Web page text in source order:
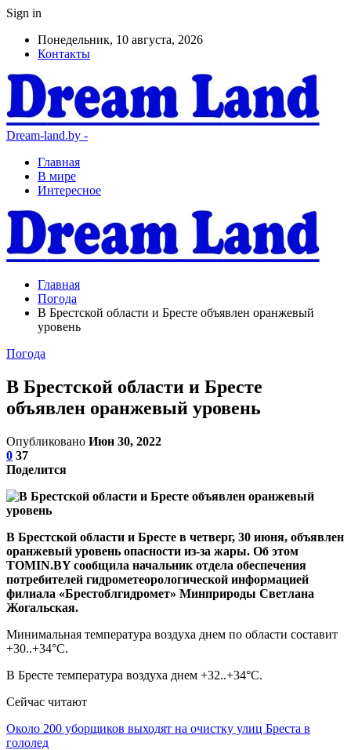
Sign in
Понедельник, 10 августа, 2026
Контакты
Dream-land.by -
Главная
В мире
Интересное
Главная
Погода
В Брестской области и Бресте объявлен оранжевый
уровень
Погода
В Брестской области и Бресте
объявлен оранжевый уровень
Опубликовано Июн 30, 2022
0 37
Поделится
В Брестской области и Бресте в четверг, 30 июня, объявлен
оранжевый уровень опасности из-за жары. Об этом
TOMIN.BY сообщила начальник отдела обеспечения
потребителей гидрометеорологической информацией
филиала «Брестоблгидромет» Минприроды Светлана
Жогальская.
Минимальная температура воздуха днем по области составит
+30..+34°С.
В Бресте температура воздуха днем +32..+34°С.
Сейчас читают
Около 200 уборщиков выходят на очистку улиц Бреста в
гололед